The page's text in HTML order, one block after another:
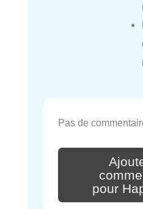
Pas de
pour